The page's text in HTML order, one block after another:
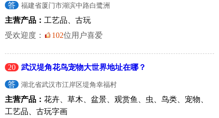
答 福建省厦门市湖滨中路白鹭洲
主营产品： 工艺品、古玩
受欢迎度：
102位用户喜爱
20 武汉堤角花鸟宠物大世界地址在哪？
答 湖北省武汉市江岸区堤角幸福村
主营产品： 花卉、草木、盆景、观赏鱼、虫、鸟类、宠物、
工艺品、古玩字画